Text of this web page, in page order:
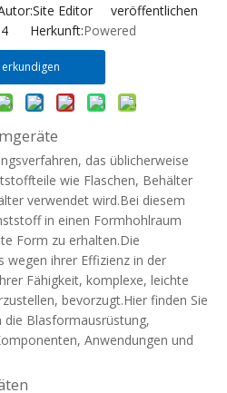
Editor veröffentlichen
Herkunft:Powered
erkundigen
das üblicherweise
wie Flaschen, Behälter
verwendet wird.Bei diesem
in einen Formhohlraum
Form zu erhalten.Die
wegen ihrer Effizienz in der
Fähigkeit, komplexe, leichte
bevorzugt.Hier finden Sie
die Blasformausrüstung,
Anwendungen und